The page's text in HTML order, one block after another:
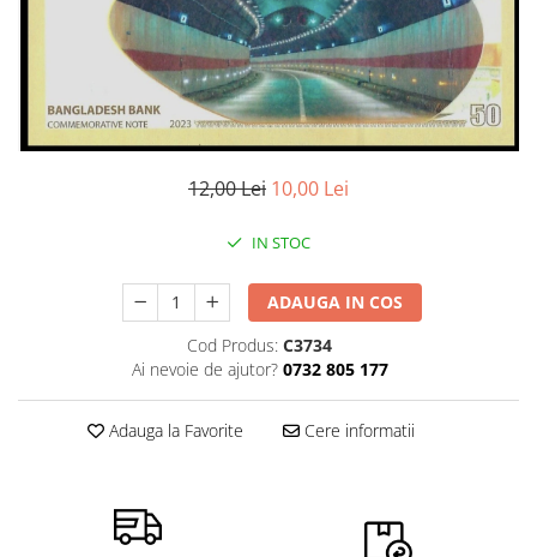
Monede Asia
Monede Australia si Oceania
Monede Euro, Eurocenti
Monede Europa
Bancnote Asia
Bancnote Australia si Oceania
Bancnote Europa
Gradate PMG
12,00 Lei 10,00 Lei
IN STOC
ADAUGA IN COS
Cod Produs: C3734
Ai nevoie de ajutor? 0732 805 177
Adauga la Favorite Cere informatii